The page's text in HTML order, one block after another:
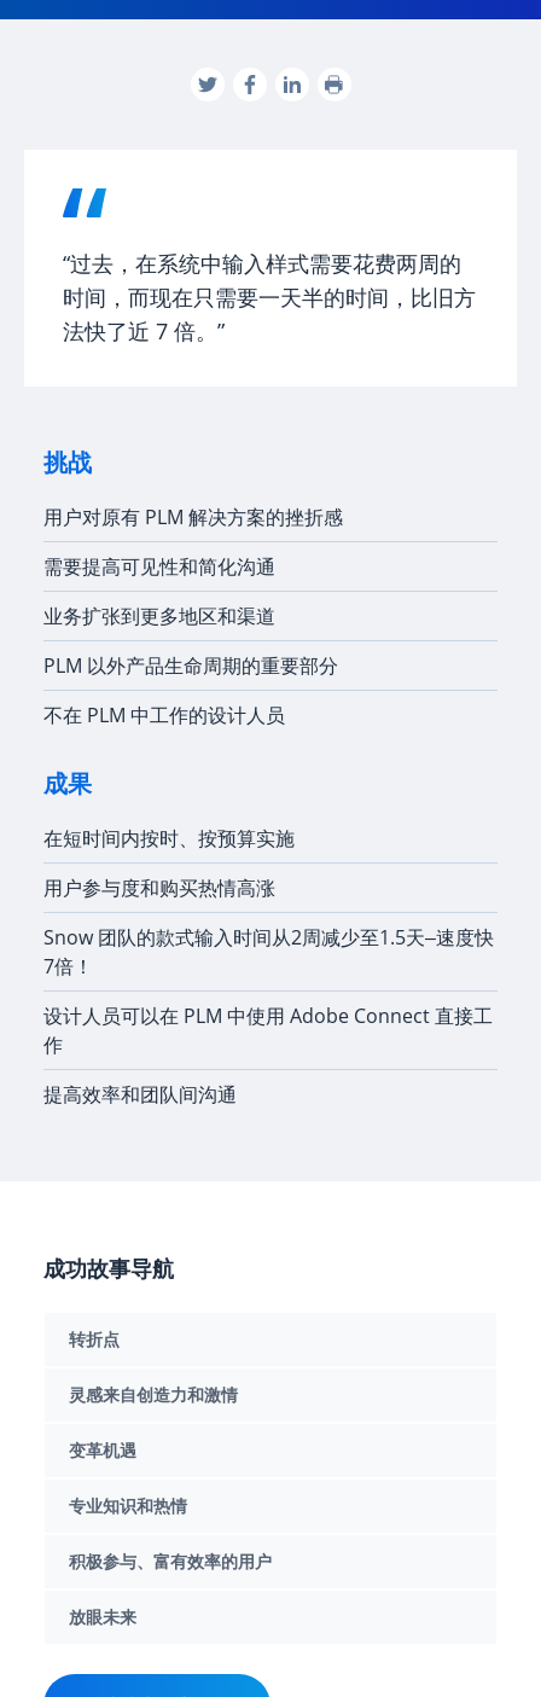
“过去，在系统中输入样式需要花费两周的
时间，而现在只需要一天半的时间，比旧方
法快了近 7 倍。”
挑战
用户对原有 PLM 解决方案的挫折感
需要提高可见性和简化沟通
业务扩张到更多地区和渠道
PLM 以外产品生命周期的重要部分
不在 PLM 中工作的设计人员
成果
在短时间内按时、按预算实施
用户参与度和购买热情高涨
Snow 团队的款式输入时间从2周减少至1.5天‒速度快
7倍！
设计人员可以在 PLM 中使用 Adobe Connect 直接工
作
提高效率和团队间沟通
成功故事导航
转折点
灵感来自创造力和激情
变革机遇
专业知识和热情
积极参与、富有效率的用户
放眼未来